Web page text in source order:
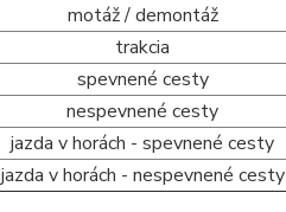
motáž / demontáž
trakcia
spevnené cesty
nespevnené cesty
jazda v horách - spevnené cesty
jazda v horách - nespevnené cesty